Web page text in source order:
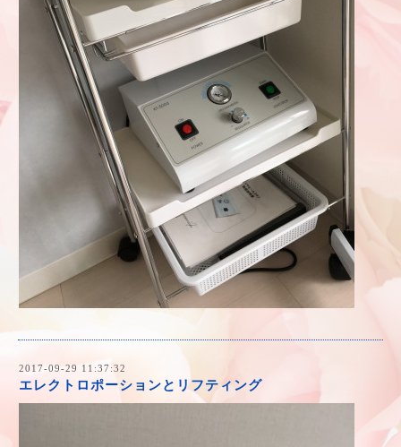
2017-09-29 11:37:32
エレクトロポーションとリフティング